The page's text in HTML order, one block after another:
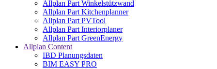
Allplan Part Winkelstützwand
Allplan Part Kitchenplanner
Allplan Part PVTool
Allplan Part Interiorplaner
Allplan Part GreenEnergy
Allplan Content
IBD Planungsdaten
BIM EASY PRO